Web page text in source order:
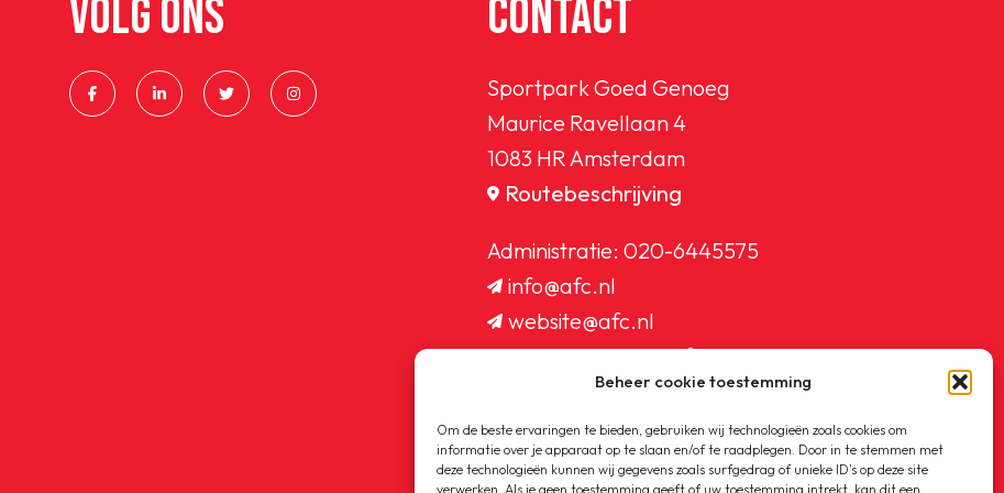
Beheer cookie toestemming
Om de beste ervaringen te bieden, gebruiken wij technologieën zoals cookies om
informatie over je apparaat op te slaan en/of te raadplegen. Door in te stemmen met
deze technologieën kunnen wij gegevens zoals surfgedrag of unieke ID's op deze site
verwerken. Als je geen toestemming geeft of uw toestemming intrekt, kan dit een
VOLG ONS CONTACT
Sportpark Goed Genoeg
Maurice Ravellaan 4
1083 HR Amsterdam
Routebeschrijving
Administratie: 020-6445575
info@afc.nl
website@afc.nl
wedstrijdzaken@afc.nl
ledenadministratie@afc.nl